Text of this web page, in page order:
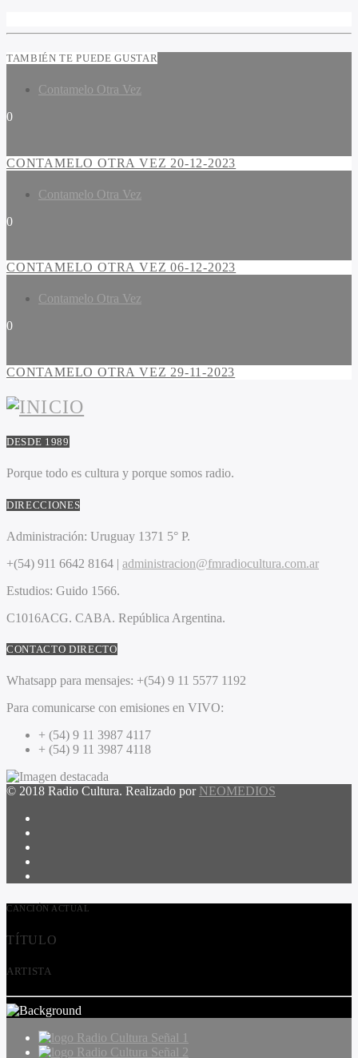
TAMBIÉN TE PUEDE GUSTAR
Contamelo Otra Vez
0
CONTAMELO OTRA VEZ 20-12-2023
Contamelo Otra Vez
0
CONTAMELO OTRA VEZ 06-12-2023
Contamelo Otra Vez
0
CONTAMELO OTRA VEZ 29-11-2023
DESDE 1989
Porque todo es cultura y porque somos radio.
DIRECCIONES
Administración: Uruguay 1371 5° P.
+(54) 911 6642 8164 | administracion@fmradiocultura.com.ar
Estudios: Guido 1566.
C1016ACG. CABA. República Argentina.
CONTACTO DIRECTO
Whatsapp para mensajes: +(54) 9 11 5577 1192
Para comunicarse con emisiones en VIVO:
+ (54) 9 11 3987 4117
+ (54) 9 11 3987 4118
© 2018 Radio Cultura. Realizado por NEOMEDIOS
CANCIÓN ACTUAL
TÍTULO
ARTISTA
Radio Cultura Señal 1
Radio Cultura Señal 2